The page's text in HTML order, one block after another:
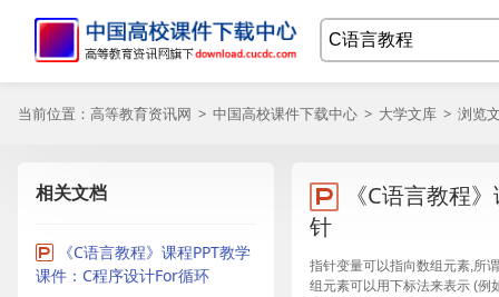
当前位置： 高等教育资讯网 > 中国高校课件下载中心 > 大学文库 > 浏览
相关文档
《C语言教程》课程PPT教学
课件：C程序设计For循环
《C语言教程
针
指针变量可以指向数组元素,所
组元素可以用下标法来表示 (例